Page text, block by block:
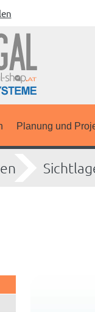
Planung und